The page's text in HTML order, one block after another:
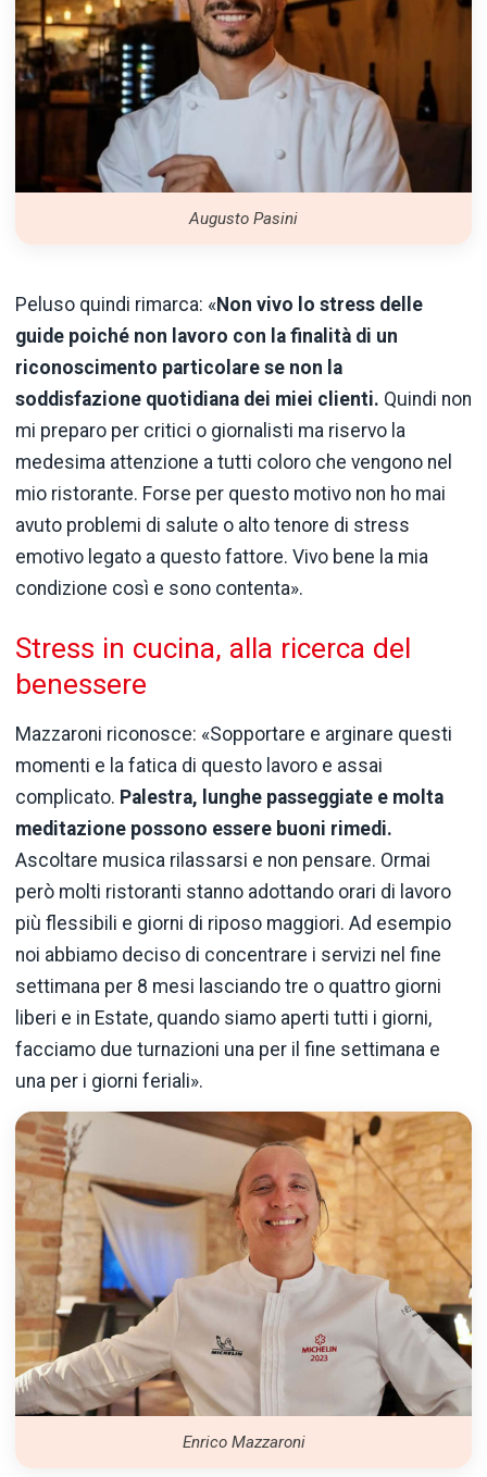
Augusto Pasini
Peluso quindi rimarca: «Non vivo lo stress delle
guide poiché non lavoro con la finalità di un
riconoscimento particolare se non la
soddisfazione quotidiana dei miei clienti. Quindi non
mi preparo per critici o giornalisti ma riservo la
medesima attenzione a tutti coloro che vengono nel
mio ristorante. Forse per questo motivo non ho mai
avuto problemi di salute o alto tenore di stress
emotivo legato a questo fattore. Vivo bene la mia
condizione così e sono contenta».
Stress in cucina, alla ricerca del
benessere
Mazzaroni riconosce: «Sopportare e arginare questi
momenti e la fatica di questo lavoro e assai
complicato. Palestra, lunghe passeggiate e molta
meditazione possono essere buoni rimedi.
Ascoltare musica rilassarsi e non pensare. Ormai
però molti ristoranti stanno adottando orari di lavoro
più flessibili e giorni di riposo maggiori. Ad esempio
noi abbiamo deciso di concentrare i servizi nel fine
settimana per 8 mesi lasciando tre o quattro giorni
liberi e in Estate, quando siamo aperti tutti i giorni,
facciamo due turnazioni una per il fine settimana e
una per i giorni feriali».
Enrico Mazzaroni